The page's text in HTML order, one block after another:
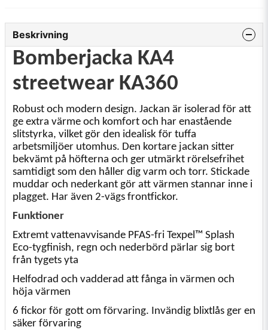
Beskrivning
Bomberjacka KA4
streetwear KA360
Robust och modern design. Jackan är isolerad för att
ge extra värme och komfort och har enastående
slitstyrka, vilket gör den idealisk för tuffa
arbetsmiljöer utomhus. Den kortare jackan sitter
bekvämt på höfterna och ger utmärkt rörelsefrihet
samtidigt som den håller dig varm och torr. Stickade
muddar och nederkant gör att värmen stannar inne i
plagget. Har även 2-vägs frontfickor.
Funktioner
Extremt vattenavvisande PFAS-fri Texpel™ Splash
Eco-tygfinish, regn och nederbörd pärlar sig bort
från tygets yta
Helfodrad och vadderad att fånga in värmen och
höja värmen
6 fickor för gott om förvaring. Invändig blixtlås ger en
säker förvaring